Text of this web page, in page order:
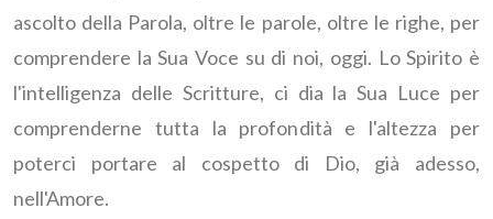
ascolto della Parola, oltre le parole, oltre le righe, per
comprendere la Sua Voce su di noi, oggi. Lo Spirito è
l'intelligenza delle Scritture, ci dia la Sua Luce per
comprenderne tutta la profondità e l'altezza per
poterci portare al cospetto di Dio, già adesso,
nell'Amore.